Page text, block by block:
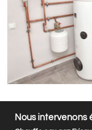
Nous intervenons